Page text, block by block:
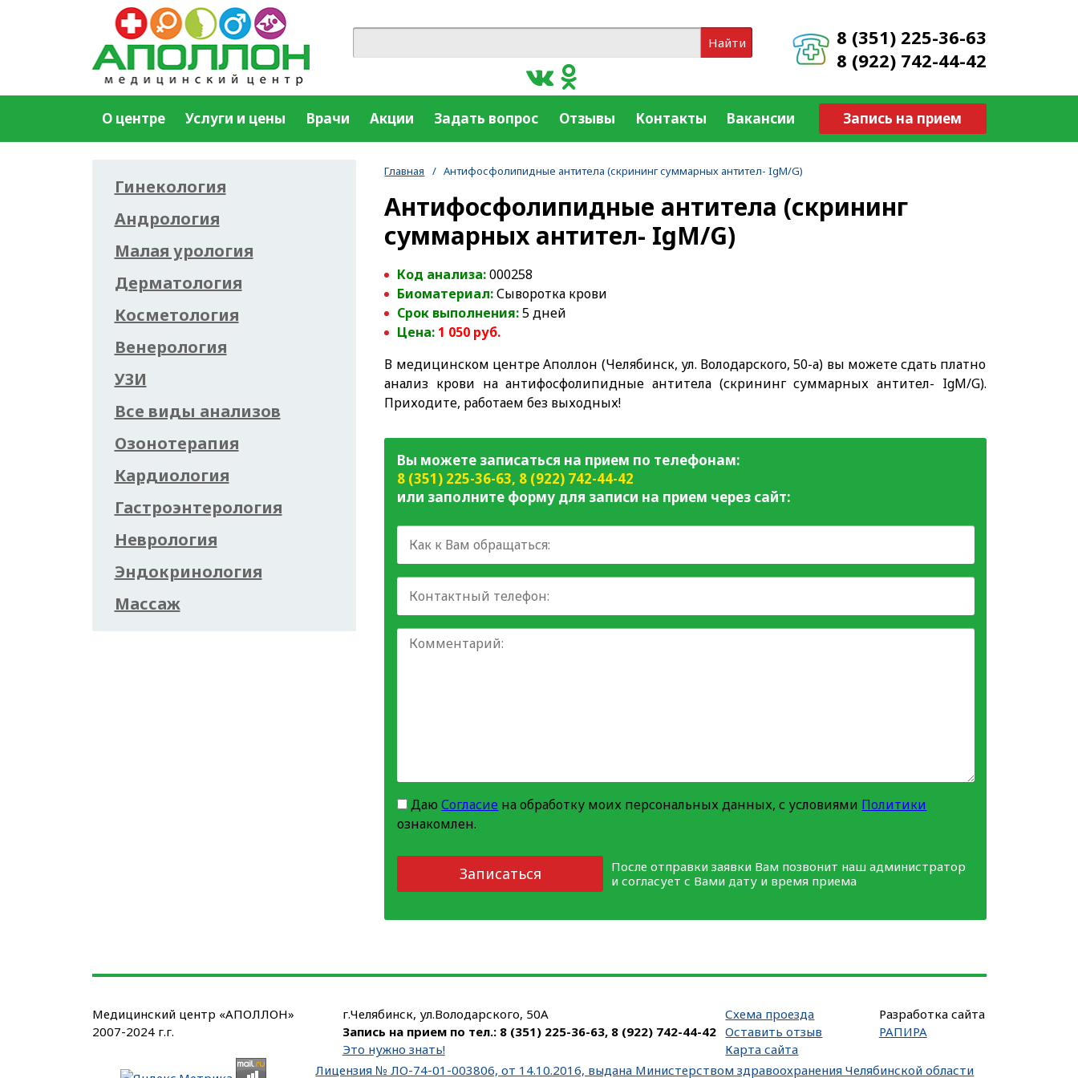
8 (351) 225-36-63
8 (922) 742-44-42
Найти
Запись на прием
О центре Услуги и цены Врачи Акции Задать вопрос Отзывы Контакты Вакансии
Главная / Антифосфолипидные антитела (скрининг суммарных антител- IgM/G)
Антифосфолипидные антитела (скрининг
суммарных антител- IgM/G)
Код анализа:000258
Биоматериал:Сыворотка крови
Срок выполнения:5 дней
Цена: 1 050 руб.
В медицинском центре Аполлон (Челябинск, ул. Володарского, 50-а) вы можете сдать платно
анализ крови на антифосфолипидные антитела (скрининг суммарных антител- IgM/G).
Приходите, работаем без выходных!
Вы можете записаться на прием по телефонам:
8 (351) 225-36-63, 8 (922) 742-44-42
или заполните форму для записи на прием через сайт:
ДаюСогласие на обработку моих персональных данных, с условиями Политики
ознакомлен.
Записаться
После отправки заявки Вам позвонит наш администратор
и согласует с Вами дату и время приема
Гинекология
Андрология
Малая урология
Дерматология
Косметология
Венерология
УЗИ
Все виды анализов
Озонотерапия
Кардиология
Гастроэнтерология
Неврология
Эндокринология
Массаж
Медицинский центр «АПОЛЛОН»
2007-2024 г.г.
г.Челябинск, ул.Володарского, 50А
Запись на прием по тел.: 8 (351) 225-36-63, 8 (922) 742-44-42
Это нужно знать!
Схема проезда
Оставить отзыв
Карта сайта
Лицензия № ЛО-74-01-003806, от 14.10.2016, выдана Министерством здравоохранения Челябинской области
Разработка сайта
РАПИРА